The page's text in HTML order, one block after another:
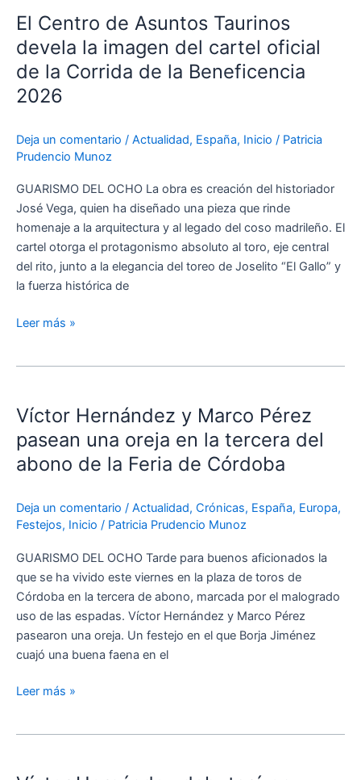
El Centro de Asuntos Taurinos
devela la imagen del cartel oficial
de la Corrida de la Beneficencia
2026
Deja un comentario / Actualidad, España, Inicio / Patricia
Prudencio Munoz
GUARISMO DEL OCHO La obra es creación del historiador
José Vega, quien ha diseñado una pieza que rinde
homenaje a la arquitectura y al legado del coso madrileño. El
cartel otorga el protagonismo absoluto al toro, eje central
del rito, junto a la elegancia del toreo de Joselito “El Gallo” y
la fuerza histórica de
de
Asuntos
Taurinos
devela
la
del
cartel
de
la
Corrida
de
la
Beneficencia
Leer más »
Víctor Hernández y Marco Pérez
pasean una oreja en la tercera del
abono de la Feria de Córdoba
Deja un comentario / Actualidad, Crónicas, España, Europa,
Festejos, Inicio / Patricia Prudencio Munoz
GUARISMO DEL OCHO Tarde para buenos aficionados la
que se ha vivido este viernes en la plaza de toros de
Córdoba en la tercera de abono, marcada por el malogrado
uso de las espadas. Víctor Hernández y Marco Pérez
pasearon una oreja. Un festejo en el que Borja Jiménez
cuajó una buena faena en el
y
Marco
Pérez
pasean
oreja
en
la
del
abono
la
Feria
de
Leer más »